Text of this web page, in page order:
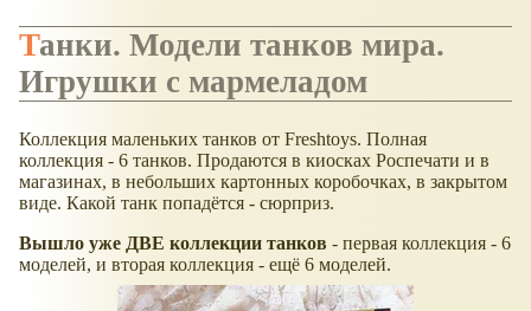
Танки. Модели танков мира.
Игрушки с мармеладом
Коллекция маленьких танков от Freshtoys. Полная
коллекция - 6 танков. Продаются в киосках Роспечати и в
магазинах, в небольших картонных коробочках, в закрытом
виде. Какой танк попадётся - сюрприз.
Вышло уже ДВЕ коллекции танков - первая коллекция - 6
моделей, и вторая коллекция - ещё 6 моделей.